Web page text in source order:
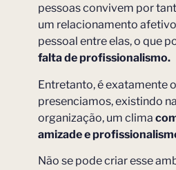
pessoas convivem por
um relacionamento
pessoal entre elas, o que
falta de profissionalismo.
Entretanto, é exatamente
presenciamos, existindo
organização, um clima
amizade e
Não se pode criar esse